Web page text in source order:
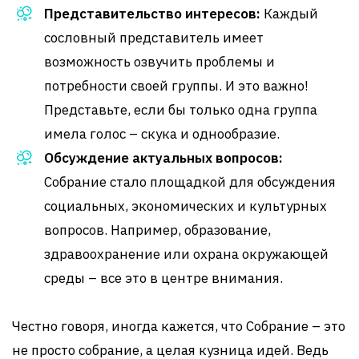
Представительство интересов: Каждый
сословный представитель имеет
возможность озвучить проблемы и
потребности своей группы. И это важно!
Представьте, если бы только одна группа
имела голос – скука и однообразие.
Обсуждение актуальных вопросов:
Собрание стало площадкой для обсуждения
социальных, экономических и культурных
вопросов. Например, образование,
здравоохранение или охрана окружающей
среды – все это в центре внимания.
Честно говоря, иногда кажется, что Собрание – это
не просто собрание, а целая кузница идей. Ведь